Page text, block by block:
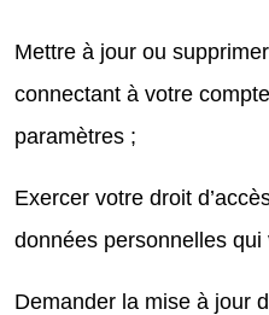
Mettre à jour ou
connectant à votre
paramètres ;
Exercer votre droit
données personnelles
Demander la mise à jour